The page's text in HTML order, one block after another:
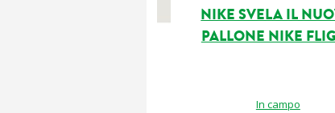
NIKE SVELA IL
PALLONE NIKE
In campo